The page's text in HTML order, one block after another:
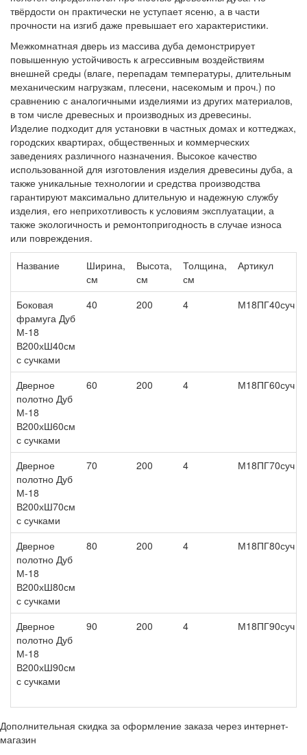
твёрдости он практически не уступает ясеню, а в части
прочности на изгиб даже превышает его характеристики.
Межкомнатная дверь из массива дуба демонстрирует
повышенную устойчивость к агрессивным воздействиям
внешней среды (влаге, перепадам температуры, длительным
механическим нагрузкам, плесени, насекомым и проч.) по
сравнению с аналогичными изделиями из других материалов,
в том числе древесных и производных из древесины.
Изделие подходит для установки в частных домах и коттеджах,
городских квартирах, общественных и коммерческих
заведениях различного назначения. Высокое качество
использованной для изготовления изделия древесины дуба, а
также уникальные технологии и средства производства
гарантируют максимально длительную и надежную службу
изделия, его неприхотливость к условиям эксплуатации, а
также экологичность и ремонтопригодность в случае износа
или повреждения.
Название
Ширина,
см
Высота,
см
Толщина,
см
Артикул
Боковая
фрамуга Дуб
М-18
В200хШ40см
с сучками
40 200 4 М18ПГ40суч
Дверное
полотно Дуб
М-18
В200хШ60см
с сучками
60 200 4 М18ПГ60суч
Дверное
полотно Дуб
М-18
В200хШ70см
с сучками
70 200 4 М18ПГ70суч
Дверное
полотно Дуб
М-18
В200хШ80см
с сучками
80 200 4 М18ПГ80суч
Дверное
полотно Дуб
М-18
В200хШ90см
с сучками
90 200 4 М18ПГ90суч
Дополнительная скидка за оформление заказа через интернет-
магазин